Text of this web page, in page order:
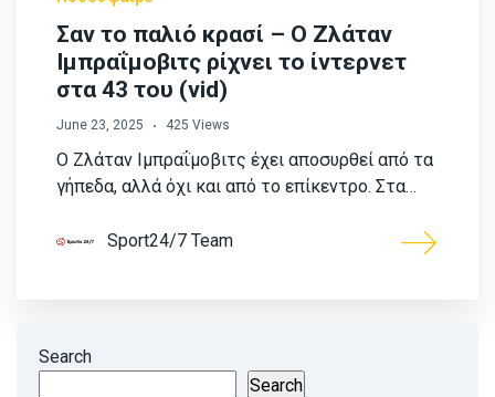
Σαν το παλιό κρασί – Ο Ζλάταν
Ιμπραΐμοβιτς ρίχνει το ίντερνετ
στα 43 του (vid)
June 23, 2025 425 Views
Ο Ζλάταν Ιμπραΐμοβιτς έχει αποσυρθεί από τα
γήπεδα, αλλά όχι και από το επίκεντρο. Στα…
Sport24/7 Team
Search
Search